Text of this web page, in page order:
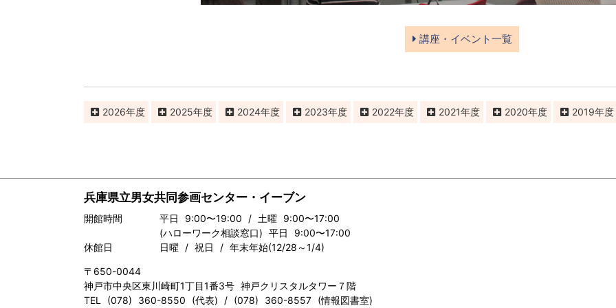
講座・イベント一覧
2026 2025 2024 2023 2022 2021 2020 2019
兵庫県立男女共同参画センター・イーブン
開館時間
平日 9:00〜19:00 / 土曜 9:00〜17:00
(ハローワーク相談窓口) 平日 9:00〜17:00
休館日
日曜 / 祝日 / 年末年始(12/28～1/4)
〒650-0044
神戸市中央区東川崎町1丁目1番3号 神戸クリスタルタワー７階
TEL (078) 360-8550 (代表) / (078) 360-8557 (情報図書室)